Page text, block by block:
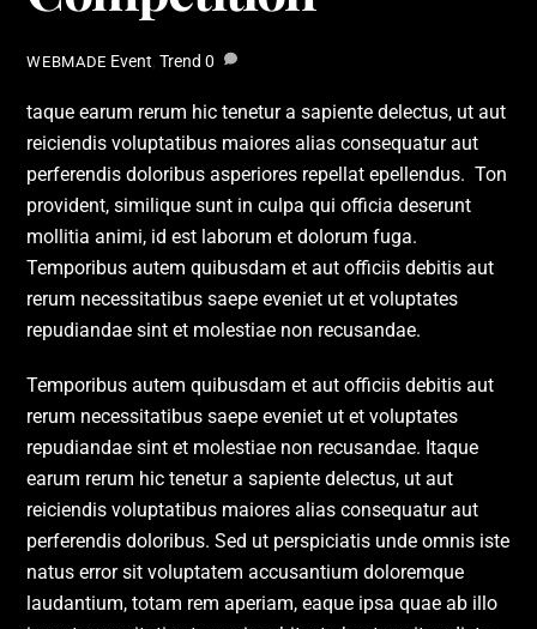
WEBMADE Event, Trend 0
taque earum rerum hic tenetur a sapiente delectus, ut aut
reiciendis voluptatibus maiores alias consequatur aut
perferendis doloribus asperiores repellat epellendus. Ton
provident, similique sunt in culpa qui officia deserunt
mollitia animi, id est laborum et dolorum fuga.
Temporibus autem quibusdam et aut officiis debitis aut
rerum necessitatibus saepe eveniet ut et voluptates
repudiandae sint et molestiae non recusandae.
Temporibus autem quibusdam et aut officiis debitis aut
rerum necessitatibus saepe eveniet ut et voluptates
repudiandae sint et molestiae non recusandae. Itaque
earum rerum hic tenetur a sapiente delectus, ut aut
reiciendis voluptatibus maiores alias consequatur aut
perferendis doloribus. Sed ut perspiciatis unde omnis iste
natus error sit voluptatem accusantium doloremque
laudantium, totam rem aperiam, eaque ipsa quae ab illo